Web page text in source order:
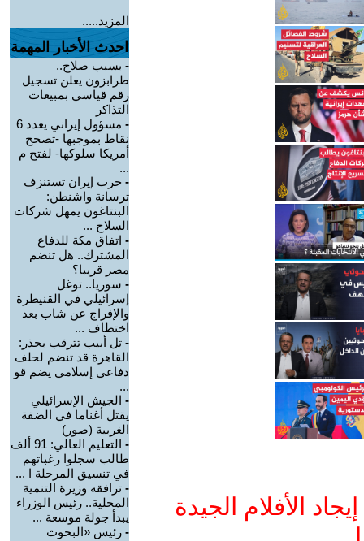
الأفلام الجيدة
المزيد.....
احدث الأخبار المهمة
- بسبب صلاح..
طرابزون يعلن تسجيل
رقم قياسي بمبيعات
التذاكر
-
مسؤول إيراني يعدد 6
نقاط بموجبها -تصحح
أمريكا سلوكها- لفتح م
...
- حرب إيران تستنزف
ترسانة واشنطن:
البنتاغون يمهل شركات
السلاح ...
- اتفاق مكة للدفاع
المشترك.. هل تنضم
مصر قريبا؟
- سوريا.. توغل
إسرائيلي في القنيطرة
والإفراج عن شاب بعد
اختطاف ...
- تل أبيب تترقب بحذر:
القاهرة قد تنضم لحلف
دفاعي إسلامي يضم قو
...
- الجيش الإسرائيلي
يقتل أغناما في الضفة
الغربية (صور)
-
التعليم العالي: 91 ألف
طالب سجلوا رغباتهم
في تنسيق المرحلة ا ...
- ترافقه وزيرة التنمية
المحلية.. رئيس الوزراء
يبدأ جولة موسعة ...
- رئيس «البحوث